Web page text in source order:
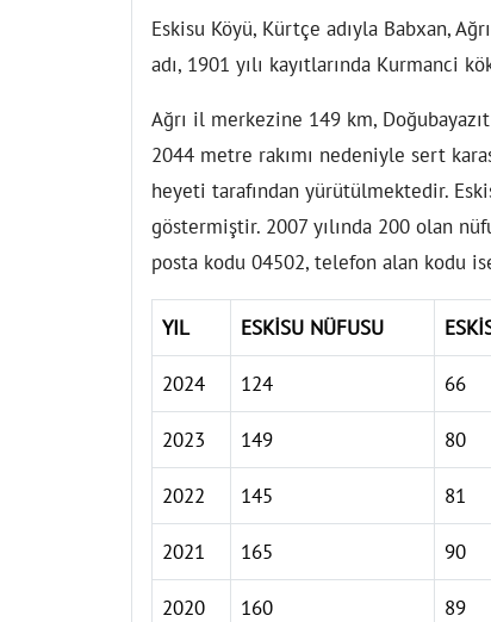
Eskisu Köyü, Kürtçe adıyla Babxan,
adı, 1901 yılı kayıtlarında Kurmanci
Ağrı il merkezine 149 km,
2044 metre rakımı nedeniyle sert
heyeti tarafından yürütülmektedir.
göstermiştir. 2007 yılında 200 olan
posta kodu 04502, telefon alan kodu
YIL ESKİSU NÜFUSU
2024 124 66
2023 149 80
2022 145 81
2021 165 90
2020 160 89